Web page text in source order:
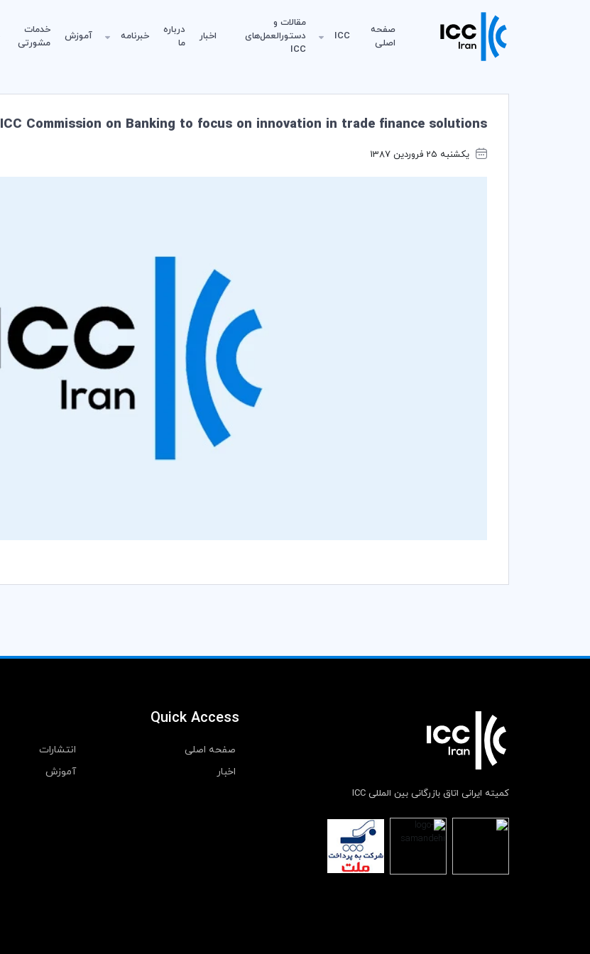
صفحه
اصلی
ICC
مقالات و
دستورالعمل‌های
ICC
اخبار
درباره
ما
خبرنامه آموزش
خدمات
مشورتی
ICC Commission on Banking to focus on innovation in trade finance solutions
یکشنبه 25 فروردین 1387
کمیته ایرانی اتاق بازرگانی بین المللی ICC
Quick Access
صفحه اصلی
انتشارات
اخبار
آموزش